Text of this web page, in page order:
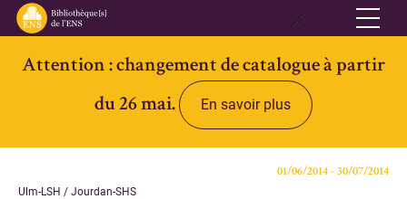
Réseau
Qui sommes-nous
Informations pratiques
Attention : changement de catalogue à partir
du 26 mai.
En savoir plus
01/06/2014 - 30/07/2014
Ulm-LSH / Jourdan-SHS